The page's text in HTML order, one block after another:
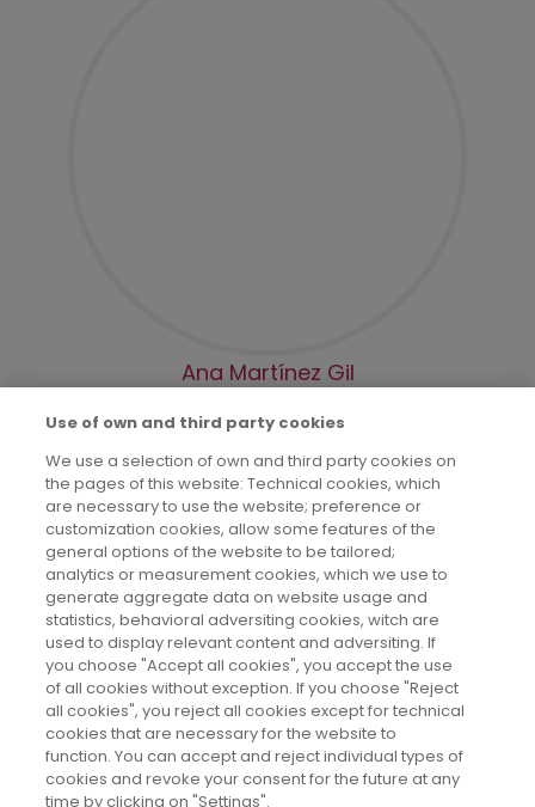
Ana Martínez Gil
(CIB-CSIC)
Premio Nacional de Investigación "Juan de la Cierva"
en el área de Transferencia de Tecnología (2022)
Ciencias de la Vida ,Química
PaginaciónPágina
actual
1 Page
2
Siguiente
página
››
Última
página
Última»
Aviso legal
Use of own and third party cookies
We use a selection of own and third party cookies on
the pages of this website: Technical cookies, which
are necessary to use the website; preference or
customization cookies, allow some features of the
general options of the website to be tailored;
analytics or measurement cookies, which we use to
generate aggregate data on website usage and
statistics, behavioral adversiting cookies, witch are
used to display relevant content and adversiting. If
you choose "Accept all cookies", you accept the use
of all cookies without exception. If you choose "Reject
all cookies", you reject all cookies except for technical
cookies that are necessary for the website to
function. You can accept and reject individual types of
cookies and revoke your consent for the future at any
time by clicking on "Settings".